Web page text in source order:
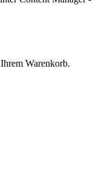
Warenkorb.